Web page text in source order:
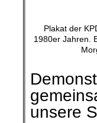
Plakat der
1980er Jahren.
unsere